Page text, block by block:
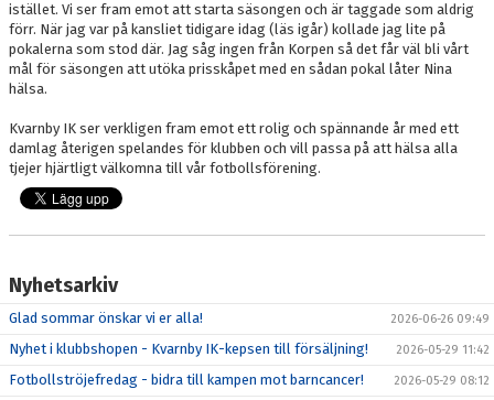
istället. Vi ser fram emot att starta säsongen och är taggade som aldrig
förr. När jag var på kansliet tidigare idag (läs igår) kollade jag lite på
pokalerna som stod där. Jag såg ingen från Korpen så det får väl bli vårt
mål för säsongen att utöka prisskåpet med en sådan pokal låter Nina
hälsa.
Kvarnby IK ser verkligen fram emot ett rolig och spännande år med ett
damlag återigen spelandes för klubben och vill passa på att hälsa alla
tjejer hjärtligt välkomna till vår fotbollsförening.
Nyhetsarkiv
Glad sommar önskar vi er alla! 2026-06-26 09:49
Nyhet i klubbshopen - Kvarnby IK-kepsen till försäljning! 2026-05-29 11:42
Fotbollströjefredag - bidra till kampen mot barncancer! 2026-05-29 08:12